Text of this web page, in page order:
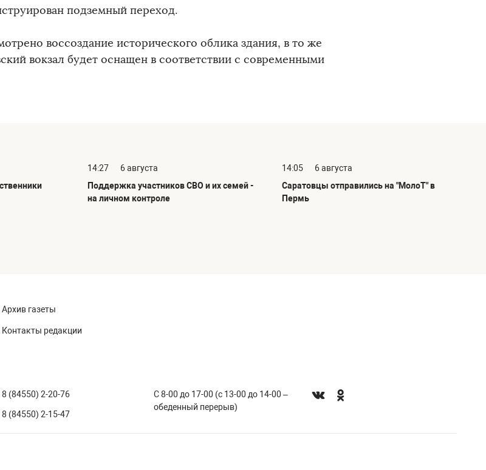
подземный переход.
воссоздание исторического облика здания, в то же
вокзал будет оснащен в соответствии с современными
14:27
6 августа
Поддержка участников СВО и их семей -
на личном контроле
14:05
6 августа
Саратовцы отправились на "МолоТ" в
Пермь
Архив газеты
Контакты редакции
8 (84550) 2-20-76
8 (84550) 2-15-47
С 8-00 до 17-00 (с 13-00 до 14-00 –
обеденный перерыв)